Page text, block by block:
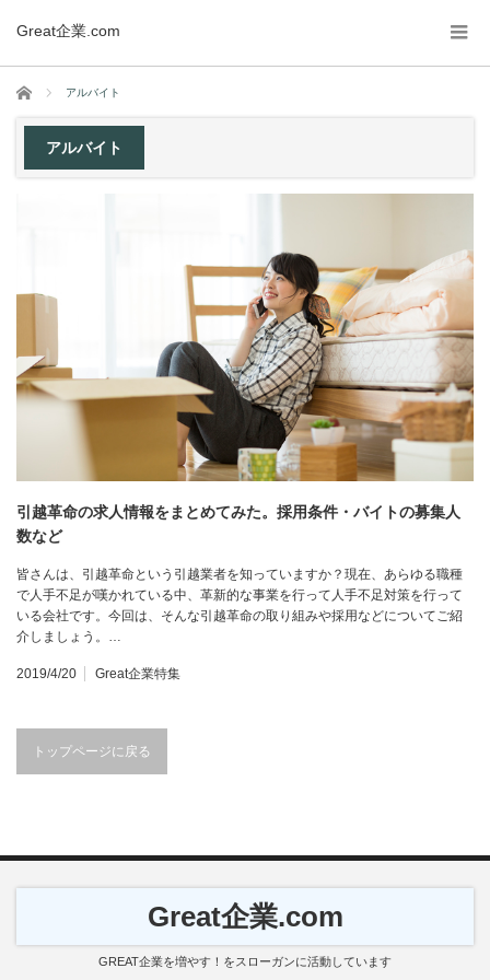
Great企業.com
ホーム アルバイト
アルバイト
引越革命の求人情報をまとめてみた。採用条件・バイトの募集人
数など
皆さんは、引越革命という引越業者を知っていますか？現在、あらゆる職種
で人手不足が嘆かれている中、革新的な事業を行って人手不足対策を行って
いる会社です。今回は、そんな引越革命の取り組みや採用などについてご紹
介しましょう。…
2019/4/20 Great企業特集
トップページに戻る
Great企業.com
GREAT企業を増やす！をスローガンに活動しています